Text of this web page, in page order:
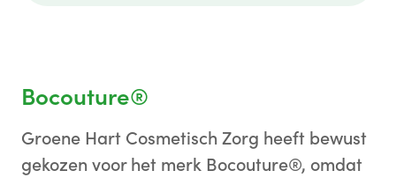
Bocouture®
Groene Hart Cosmetisch Zorg heeft bewust
gekozen voor het merk Bocouture®, omdat